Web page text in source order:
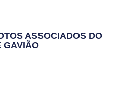
ASSOCIADOS DO
GAVIÃO